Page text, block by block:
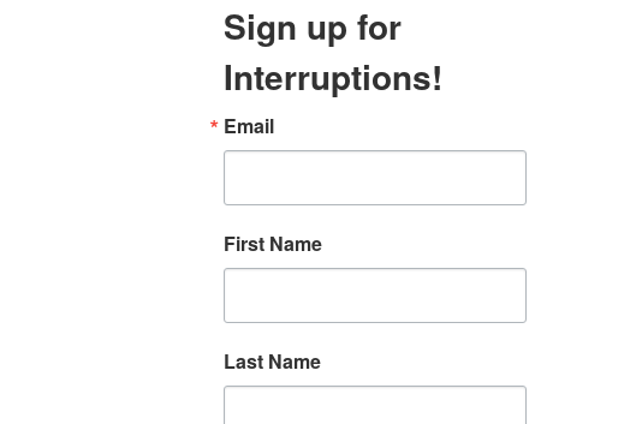
Sign up for
Interruptions!
Email
First Name
Last Name